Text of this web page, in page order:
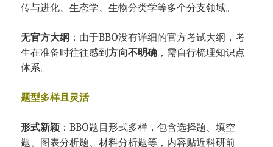
传与进化、生态学、生物分类学等多个分支领域。
无官方大纲 ：由于BBO没有详细的官方考试大纲，考
生在准备时往往感到方向不明确 ，需自行梳理知识点
体系。
题型多样且灵活
形式新颖 ：BBO题目形式多样，包含选择题、填空
题、图表分析题、材料分析题等，内容贴近科研前